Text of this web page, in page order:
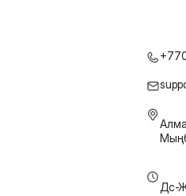
Дс-